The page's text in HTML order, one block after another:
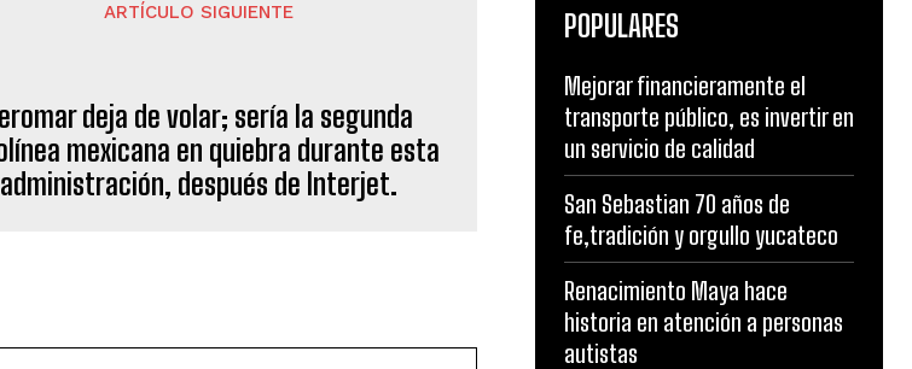
ARTÍCULO SIGUIENTE
Aeromar deja de volar; sería la segunda
POPULARES
Mejorar financieramente el
transporte público, es invertir en
un servicio de calidad
San Sebastian 70 años de
fe,tradición y orgullo yucateco
Renacimiento Maya hace
historia en atención a personas
autistas